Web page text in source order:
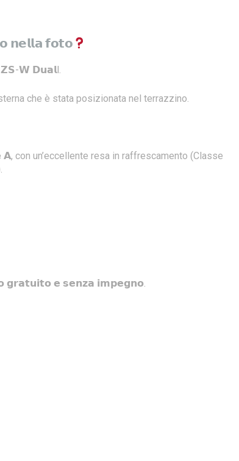
𝗻𝗲𝗹𝗹𝗮 𝗳𝗼𝘁𝗼
𝗭𝗦-𝗪 𝗗𝘂𝗮𝗹l.
che è stata posizionata nel terrazzino.
con un’eccellente resa in raffrescamento (Classe
𝗴𝗿𝗮𝘁𝘂𝗶𝘁𝗼 𝗲 𝘀𝗲𝗻𝘇𝗮 𝗶𝗺𝗽𝗲𝗴𝗻𝗼.